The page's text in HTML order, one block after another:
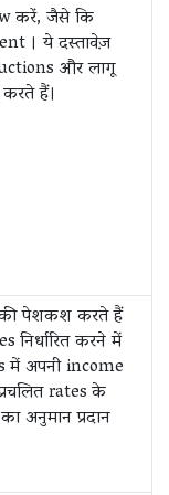
करें, जैसे कि
। ये दस्तावेज़
और लागू
हैं।
पेशकश करते हैं
करने में
अपनी income
rates के
अनुमान प्रदान